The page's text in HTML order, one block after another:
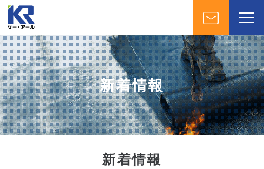
新着情報
新着情報